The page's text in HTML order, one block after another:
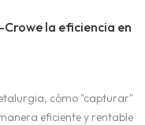
la eficiencia en
cómo "capturar"
eficiente y rentable